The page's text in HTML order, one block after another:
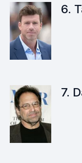
6.
7.